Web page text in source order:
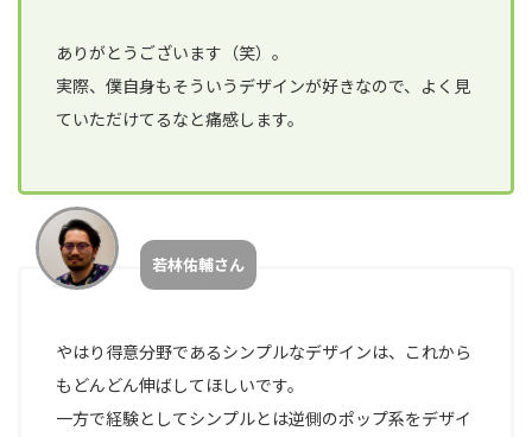
ありがとうございます（笑）。
実際、僕自身もそういうデザインが好きなので、よく見
ていただけてるなと痛感します。
若林佑輔さん
やはり得意分野であるシンプルなデザインは、これから
もどんどん伸ばしてほしいです。
一方で経験としてシンプルとは逆側のポップ系をデザイ